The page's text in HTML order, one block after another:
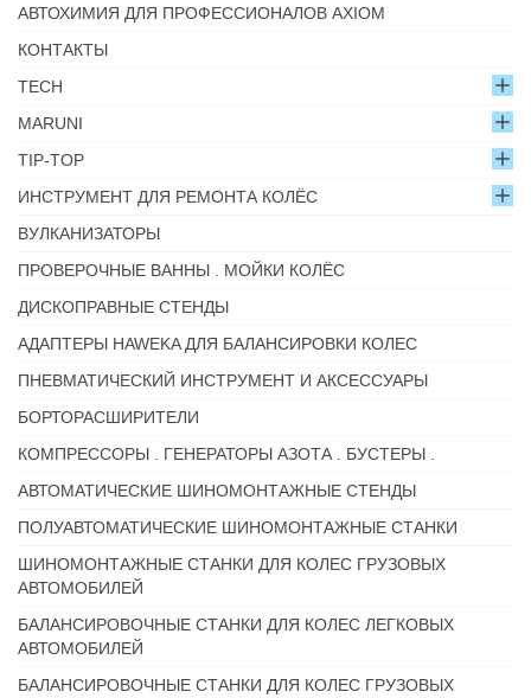
АВТОХИМИЯ ДЛЯ ПРОФЕССИОНАЛОВ AXIOM
КОНТАКТЫ
TECH
MARUNI
TIP-TOP
ИНСТРУМЕНТ ДЛЯ РЕМОНТА КОЛЁС
ВУЛКАНИЗАТОРЫ
ПРОВЕРОЧНЫЕ ВАННЫ . МОЙКИ КОЛЁС
ДИСКОПРАВНЫЕ СТЕНДЫ
АДАПТЕРЫ HAWEKA ДЛЯ БАЛАНСИРОВКИ КОЛЕС
ПНЕВМАТИЧЕСКИЙ ИНСТРУМЕНТ И АКСЕССУАРЫ
БОРТОРАСШИРИТЕЛИ
КОМПРЕССОРЫ . ГЕНЕРАТОРЫ АЗОТА . БУСТЕРЫ .
АВТОМАТИЧЕСКИЕ ШИНОМОНТАЖНЫЕ СТЕНДЫ
ПОЛУАВТОМАТИЧЕСКИЕ ШИНОМОНТАЖНЫЕ СТАНКИ
ШИНОМОНТАЖНЫЕ СТАНКИ ДЛЯ КОЛЕС ГРУЗОВЫХ
АВТОМОБИЛЕЙ
БАЛАНСИРОВОЧНЫЕ СТАНКИ ДЛЯ КОЛЕС ЛЕГКОВЫХ
АВТОМОБИЛЕЙ
БАЛАНСИРОВОЧНЫЕ СТАНКИ ДЛЯ КОЛЕС ГРУЗОВЫХ